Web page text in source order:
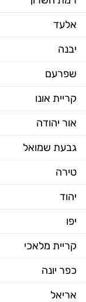
אלעד
יבנה
שפרעם
קריית אונו
אור יהודה
גבעת שמואל
טירה
יהוד
יפו
קריית מלאכי
כפר יונה
אריאל